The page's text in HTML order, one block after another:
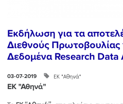
Εκδήλωση για τα
Διεθνούς Πρωτοβουλίας
Δεδομένα Research Data
03-07-2019 ΕΚ "Αθηνά"
ΕΚ "Αθηνά"